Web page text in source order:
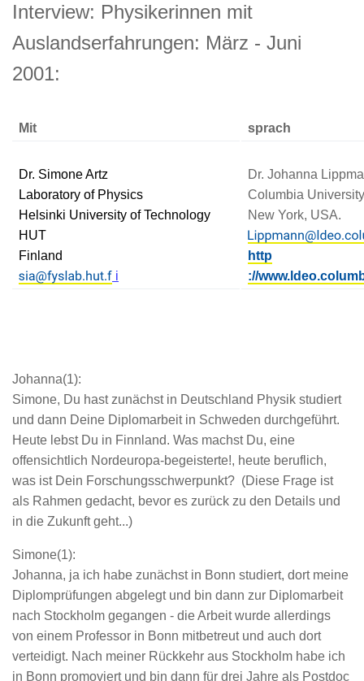
Interview: Physikerinnen mit
Auslandserfahrungen: März - Juni
2001:
Mit sprach
Dr. Simone Artz
Laboratory of Physics
Helsinki University of Technology
HUT
Finland
i
Dr. Johanna
Columbia University
New York, USA.
http
://
Johanna(1):
Simone, Du hast zunächst in Deutschland Physik studiert
und dann Deine Diplomarbeit in Schweden durchgeführt.
Heute lebst Du in Finnland. Was machst Du, eine
offensichtlich Nordeuropa-begeisterte!, heute beruflich,
was ist Dein Forschungsschwerpunkt? (Diese Frage ist
als Rahmen gedacht, bevor es zurück zu den Details und
in die Zukunft geht...)
Simone(1):
Johanna, ja ich habe zunächst in Bonn studiert, dort meine
Diplomprüfungen abgelegt und bin dann zur Diplomarbeit
nach Stockholm gegangen - die Arbeit wurde allerdings
von einem Professor in Bonn mitbetreut und auch dort
verteidigt. Nach meiner Rückkehr aus Stockholm habe ich
in Bonn promoviert und bin dann für drei Jahre als Postdoc